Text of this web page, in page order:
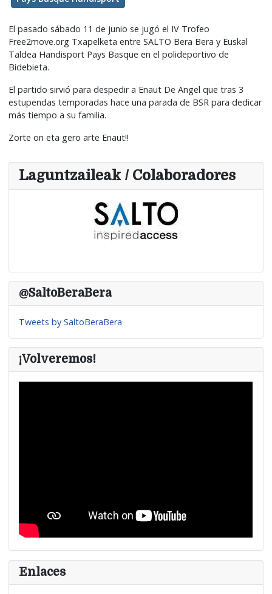
El pasado sábado 11 de junio se jugó el IV Trofeo
Free2move.org Txapelketa entre SALTO Bera Bera y Euskal
Taldea Handisport Pays Basque en el polideportivo de
Bidebieta.
El partido sirvió para despedir a Enaut De Angel que tras 3
estupendas temporadas hace una parada de BSR para dedicar
más tiempo a su familia.
Zorte on eta gero arte Enaut!!
Laguntzaileak / Colaboradores
@SaltoBeraBera
Tweets by SaltoBeraBera
¡Volveremos!
Enlaces